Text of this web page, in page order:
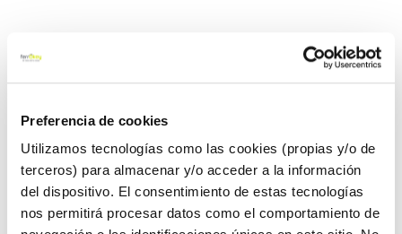
Preferencia de cookies
Utilizamos tecnologías como las cookies (propias y/o de
terceros) para almacenar y/o acceder a la información
del dispositivo. El consentimiento de estas tecnologías
nos permitirá procesar datos como el comportamiento de
Ver más
Agotado
Introduce tu e-mail y te avisaremos si el artículo vuelve a
estar disponible.